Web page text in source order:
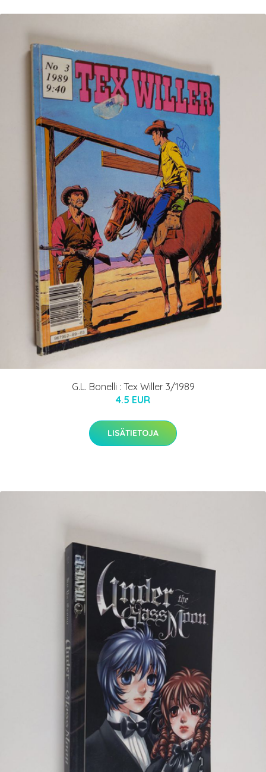
G.L. Bonelli : Tex Willer 3/1989
4.5 EUR
LISÄTIETOJA